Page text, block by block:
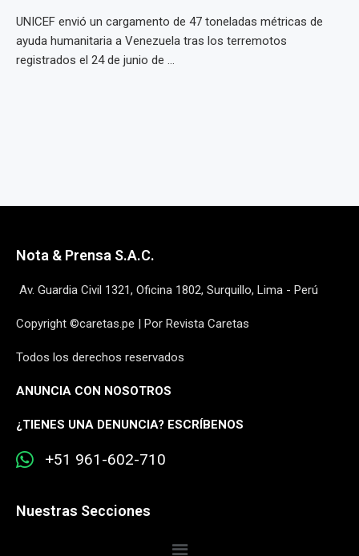
UNICEF envió un cargamento de 47 toneladas métricas de
ayuda humanitaria a Venezuela tras los terremotos
registrados el 24 de junio de ...
Nota & Prensa S.A.C.
Av. Guardia Civil 1321, Oficina 1802, Surquillo, Lima - Perú
Copyright ©caretas.pe | Por Revista Caretas
Todos los derechos reservados
ANUNCIA CON NOSOTROS
¿TIENES UNA DENUNCIA? ESCRÍBENOS
+51 961-602-710
Nuestras Secciones